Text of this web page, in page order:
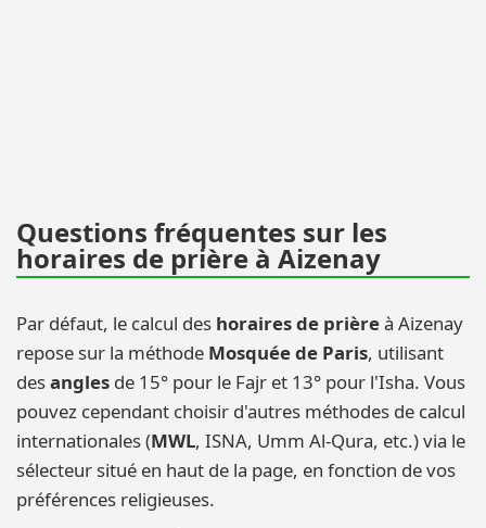
Questions fréquentes sur les
horaires de prière à Aizenay
Par défaut, le calcul des horaires de prièreà Aizenay
repose sur la méthode Mosquée de Paris, utilisant
desangles de 15° pour le Fajr et 13° pour l'Isha. Vous
pouvez cependant choisir d'autres méthodes de calcul
internationales (MWL, ISNA, Umm Al-Qura, etc.) via le
sélecteur situé en haut de la page, en fonction de vos
préférences religieuses.